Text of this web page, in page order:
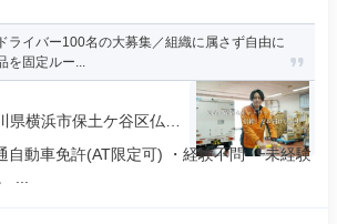
ライバー100名の大募集／組織に属さず自由に
を固定ルー...
県横浜市保土ケ谷区仏向
自動車免許(AT限定可) ・経験不問 ┗未経験
...